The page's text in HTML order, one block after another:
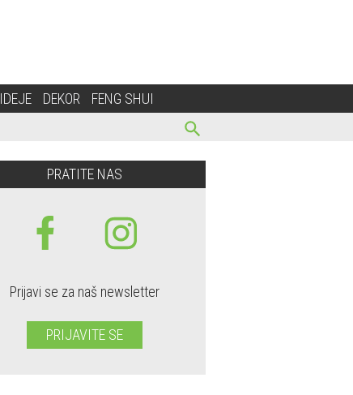
IDEJE DEKOR
FENG SHUI
PRATITE NAS
Prijavi se za naš newsletter
PRIJAVITE SE